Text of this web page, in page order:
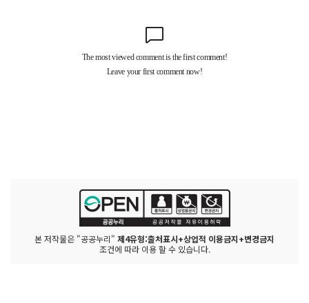
본 저작물은 "공공누리" 제4유형:출처표시+상업적 이용금지+변경금지
조건에 따라 이용 할 수 있습니다.